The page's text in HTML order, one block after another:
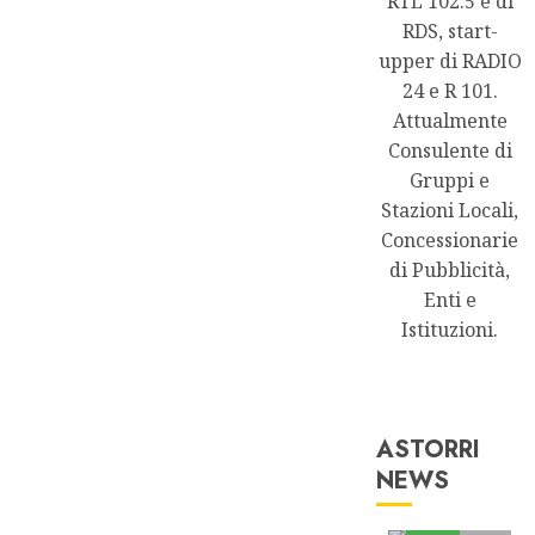
RDS, start-
upper di RADIO
24 e R 101.
Attualmente
Consulente di
Gruppi e
Stazioni Locali,
Concessionarie
di Pubblicità,
Enti e
Istituzioni.
ASTORRI
NEWSAstorri News